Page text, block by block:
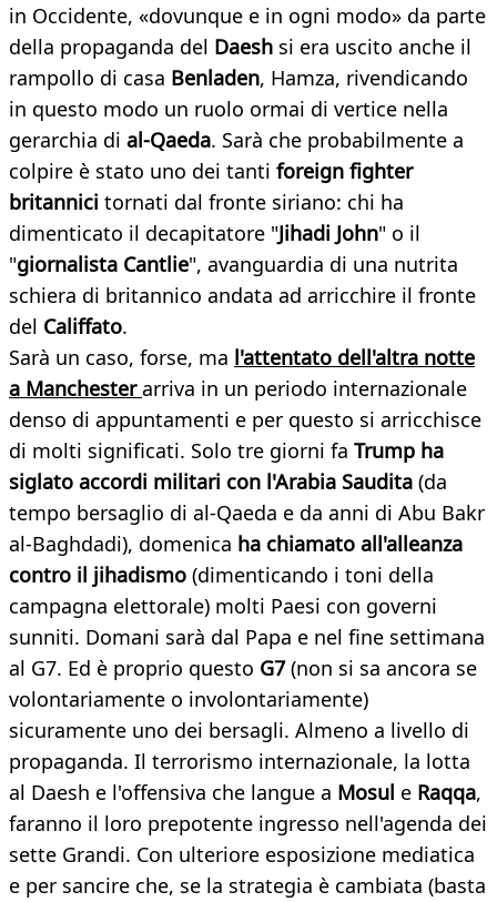
in Occidente, «dovunque e in ogni modo» da parte
della propaganda del Daesh si era uscito anche il
rampollo di casa Benladen, Hamza, rivendicando
in questo modo un ruolo ormai di vertice nella
gerarchia di al-Qaeda. Sarà che probabilmente a
colpire è stato uno dei tanti foreign fighter
britannici tornati dal fronte siriano: chi ha
dimenticato il decapitatore "Jihadi John" o il
"giornalista Cantlie", avanguardia di una nutrita
schiera di britannico andata ad arricchire il fronte
del Califfato.
Sarà un caso, forse, ma l'attentato dell'altra notte
a Manchesterarriva in un periodo internazionale
denso di appuntamenti e per questo si arricchisce
di molti significati. Solo tre giorni fa Trump ha
siglato accordi militari con l'Arabia Saudita (da
tempo bersaglio di al-Qaeda e da anni di Abu Bakr
al-Baghdadi), domenica ha chiamato all'alleanza
contro il jihadismo (dimenticando i toni della
campagna elettorale) molti Paesi con governi
sunniti. Domani sarà dal Papa e nel fine settimana
al G7. Ed è proprio questo G7(non si sa ancora se
volontariamente o involontariamente)
sicuramente uno dei bersagli. Almeno a livello di
propaganda. Il terrorismo internazionale, la lotta
al Daesh e l'offensiva che langue a Mosul e Raqqa,
faranno il loro prepotente ingresso nell'agenda dei
sette Grandi. Con ulteriore esposizione mediatica
e per sancire che, se la strategia è cambiata (basta